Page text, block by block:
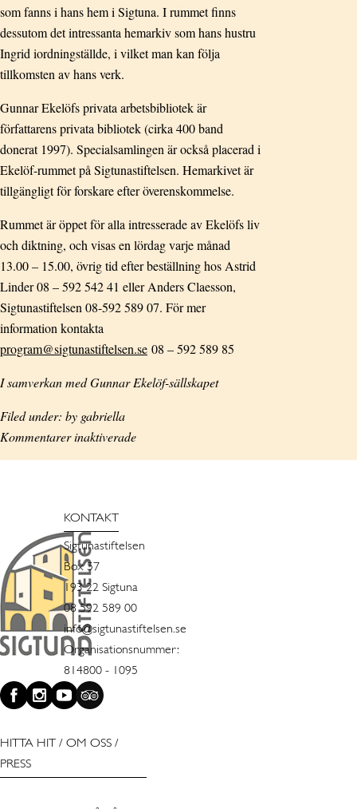
som fanns i hans hem i Sigtuna. I rummet finns
dessutom det intressanta hemarkiv som hans hustru
Ingrid iordningställde, i vilket man kan följa
tillkomsten av hans verk.
Gunnar Ekelöfs privata arbetsbibliotek är
författarens privata bibliotek (cirka 400 band
donerat 1997). Specialsamlingen är också placerad i
Ekelöf-rummet på Sigtunastiftelsen. Hemarkivet är
tillgängligt för forskare efter överenskommelse.
Rummet är öppet för alla intresserade av Ekelöfs liv
och diktning, och visas en lördag varje månad
13.00 – 15.00, övrig tid efter beställning hos Astrid
Linder 08 – 592 542 41 eller Anders Claesson,
Sigtunastiftelsen 08-592 589 07. För mer
information kontakta
program@sigtunastiftelsen.se 08 – 592 589 85
I samverkan med Gunnar Ekelöf-sällskapet
Filed under: by gabriella
Kommentarer inaktiveradeför
Gunnar
KONTAKT
Sigtunastiftelsen
Box 57
193 22 Sigtuna
08 592 589 00
info@sigtunastiftelsen.se
Organisationsnummer:
814800 - 1095
HITTA HIT / OM OSS /
PRESS